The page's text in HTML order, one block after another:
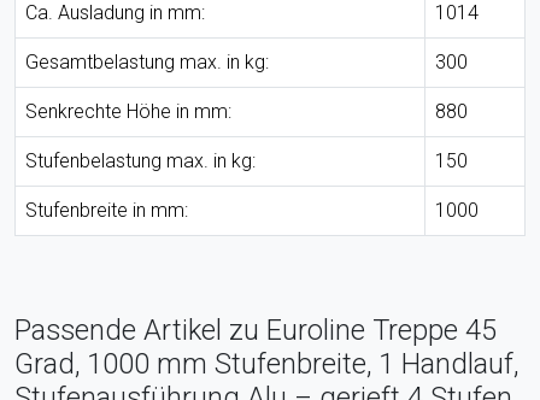
Ca. Ausladung in mm: 1014
Gesamtbelastung max. in kg: 300
Senkrechte Höhe in mm: 880
Stufenbelastung max. in kg: 150
Stufenbreite in mm: 1000
Passende Artikel zu Euroline Treppe 45
Grad, 1000 mm Stufenbreite, 1 Handlauf,